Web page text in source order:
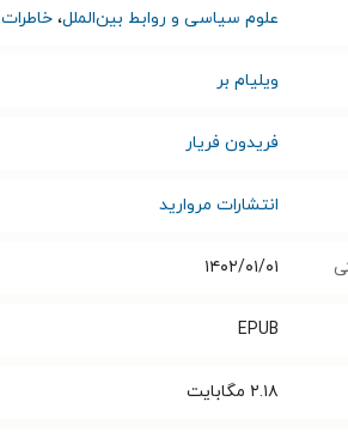
علوم سیاسی و روابط بین‌الملل، خاطرات
ویلیام بر
فریدون فریار
انتشارات مروارید
۱۴۰۲/۰۱/۰۱
EPUB
۲.۱۸ مگابایت